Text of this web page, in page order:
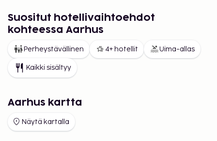
Suositut hotellivaihtoehdot
kohteessa Aarhus
Perheystävällinen 4+ hotellit Uima-allas
Kaikki sisältyy
Aarhus kartta
Näytä kartalla